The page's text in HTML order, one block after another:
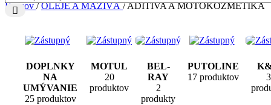
Domov/ OLEJE A MAZIVÁ/ADITÍVA A MOTOKOZMETIKA
DOPLNKY
NA
UMÝVANIE
25 produktov
MOTUL
20
produktov
BEL-
RAY
2
produkty
PUTOLINE
17 produktov
3